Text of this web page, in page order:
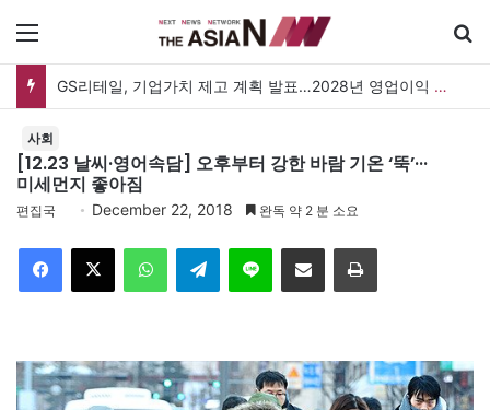
GS리테일, 기업가치 제고 계획 발표…2028년 영업이익 3,800억 원 목표
사회
[12.23 날씨·영어속담] 오후부터 강한 바람 기온 ‘뚝’···
미세먼지 좋아짐
편집국 December 22, 2018 완독 약 2 분 소요
Telegram 이메일